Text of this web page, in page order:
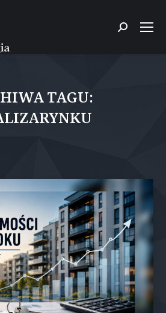
Szukaj:
TAGU: